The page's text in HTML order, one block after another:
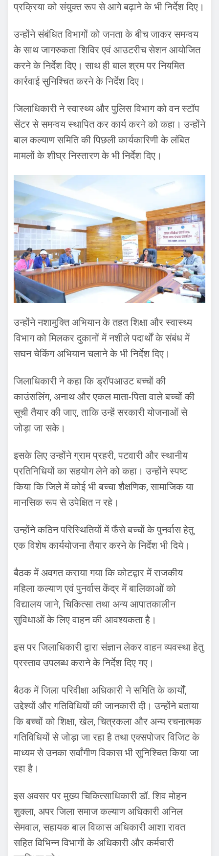
प्रक्रिया को संयुक्त रूप से आगे बढ़ाने के भी निर्देश दिए।
उन्होंने संबंधित विभागों को जनता के बीच जाकर समन्वय
के साथ जागरुकता शिविर एवं आउटरीच सेशन आयोजित
करने के निर्देश दिए। साथ ही बाल श्रम पर नियमित
कार्रवाई सुनिश्चित करने के निर्देश दिए।
जिलाधिकारी ने स्वास्थ्य और पुलिस विभाग को वन स्टॉप
सेंटर से समन्वय स्थापित कर कार्य करने को कहा। उन्होंने
बाल कल्याण समिति की पिछली कार्यकारिणी के लंबित
मामलों के शीघ्र निस्तारण के भी निर्देश दिए।
उन्होंने नशामुक्ति अभियान के तहत शिक्षा और स्वास्थ्य
विभाग को मिलकर दुकानों में नशीले पदार्थों के संबंध में
सघन चेकिंग अभियान चलाने के भी निर्देश दिए।
जिलाधिकारी ने कहा कि ड्रॉपआउट बच्चों की
काउंसलिंग, अनाथ और एकल माता-पिता वाले बच्चों की
सूची तैयार की जाए, ताकि उन्हें सरकारी योजनाओं से
जोड़ा जा सके।
इसके लिए उन्होंने ग्राम प्रहरी, पटवारी और स्थानीय
प्रतिनिधियों का सहयोग लेने को कहा। उन्होंने स्पष्ट
किया कि जिले में कोई भी बच्चा शैक्षणिक, सामाजिक या
मानसिक रूप से उपेक्षित न रहे।
उन्होंने कठिन परिस्थितियों में फँसे बच्चों के पुनर्वास हेतु
एक विशेष कार्ययोजना तैयार करने के निर्देश भी दिये।
बैठक में अवगत कराया गया कि कोटद्वार में राजकीय
महिला कल्याण एवं पुनर्वास केंद्र में बालिकाओं को
विद्यालय जाने, चिकित्सा तथा अन्य आपातकालीन
सुविधाओं के लिए वाहन की आवश्यकता है।
इस पर जिलाधिकारी द्वारा संज्ञान लेकर वाहन व्यवस्था हेतु
प्रस्ताव उपलब्ध कराने के निर्देश दिए गए।
बैठक में जिला परिवीक्षा अधिकारी ने समिति के कार्यों,
उद्देश्यों और गतिविधियों की जानकारी दी। उन्होंने बताया
कि बच्चों को शिक्षा, खेल, चित्रकला और अन्य रचनात्मक
गतिविधियों से जोड़ा जा रहा है तथा एक्सपोजर विजिट के
माध्यम से उनका सर्वांगीण विकास भी सुनिश्चित किया जा
रहा है।
इस अवसर पर मुख्य चिकित्साधिकारी डॉ. शिव मोहन
शुक्ला, अपर जिला समाज कल्याण अधिकारी अनिल
सेमवाल, सहायक बाल विकास अधिकारी आशा रावत
सहित विभिन्न विभागों के अधिकारी और कर्मचारी